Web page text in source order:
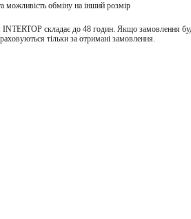
можливість обміну на інший розмір
INTERTOP складає до 48 годин. Якщо замовлення
тільки за отримані замовлення.